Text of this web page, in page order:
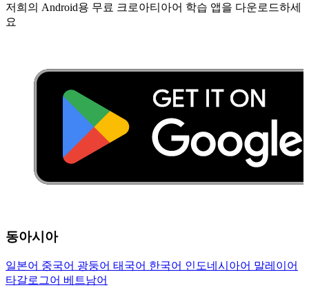
저희의 Android용 무료 크로아티아어 학습 앱을 다운로드하세
요
동아시아
일본어 중국어 광둥어 태국어 한국어 인도네시아어 말레이어
타갈로그어 베트남어